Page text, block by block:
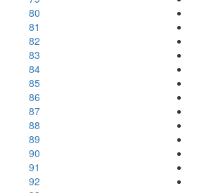
80
81
82
83
84
85
86
87
88
89
90
91
92